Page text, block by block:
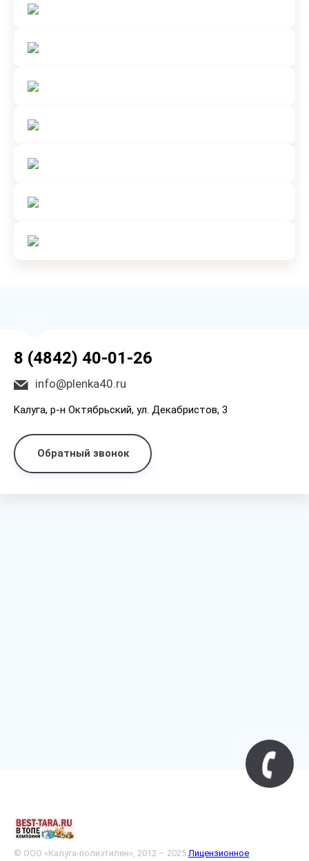
8 (4842) 40-01-26
info@plenka40.ru
Kaлyгa, p-н Oктябpьcкий, yл. Дeкaбpиcтoв, 3
Обратный звонок
© ООО «Калуга-полиэтилен», 2012 – 2025 Лицензионное